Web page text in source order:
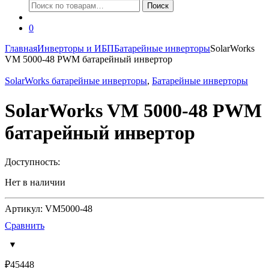
Искать:
Поиск
0
ГлавнаяИнверторы и ИБПБатарейные инверторыSolarWorks
VM 5000-48 PWM батарейный инвертор
SolarWorks батарейные инверторы, Батарейные инверторы
SolarWorks VM 5000-48 PWM
батарейный инвертор
Доступность:
Нет в наличии
Артикул: VM5000-48
Сравнить
₽45448